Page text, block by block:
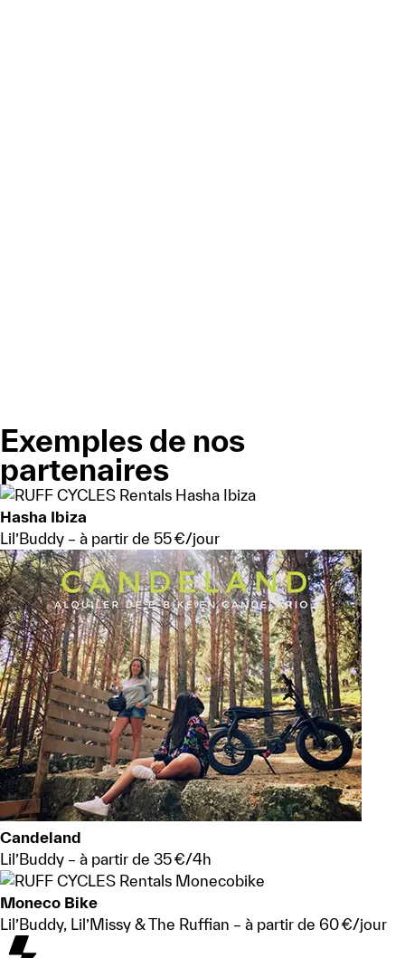
Exemples de nos
partenaires
Hasha Ibiza
Lil’Buddy – à partir de 55 €/jour
Candeland
Lil’Buddy – à partir de 35 €/4h
Moneco Bike
Lil’Buddy, Lil’Missy & The Ruffian – à partir de 60 €/jour